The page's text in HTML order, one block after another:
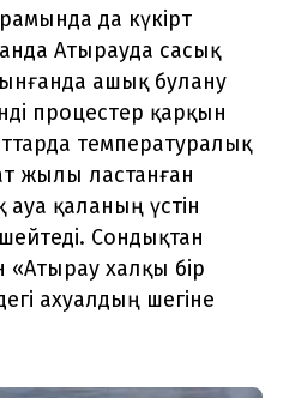
да күкірт
Атырауда сасық
ашық булану
процестер қарқын
температуралық
жылы ластанған
қаланың үстін
Сондықтан
«Атырау халқы бір
ахуалдың шегіне